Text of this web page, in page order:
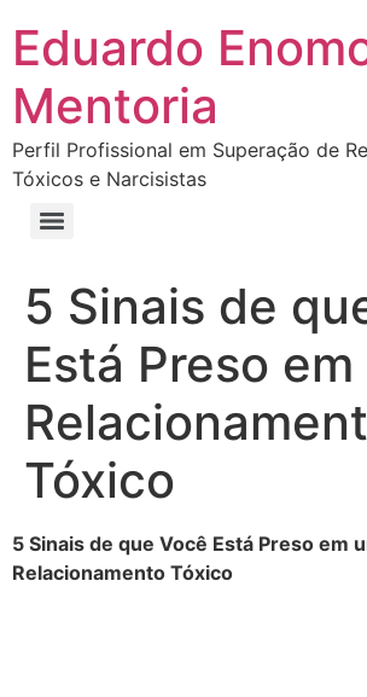
Eduardo
Mentoria
Perfil Profissional em Superação de
Tóxicos e Narcisistas
5 Sinais de
Está Preso em
Tóxico
5 Sinais de que Você Está Preso em
Relacionamento Tóxico